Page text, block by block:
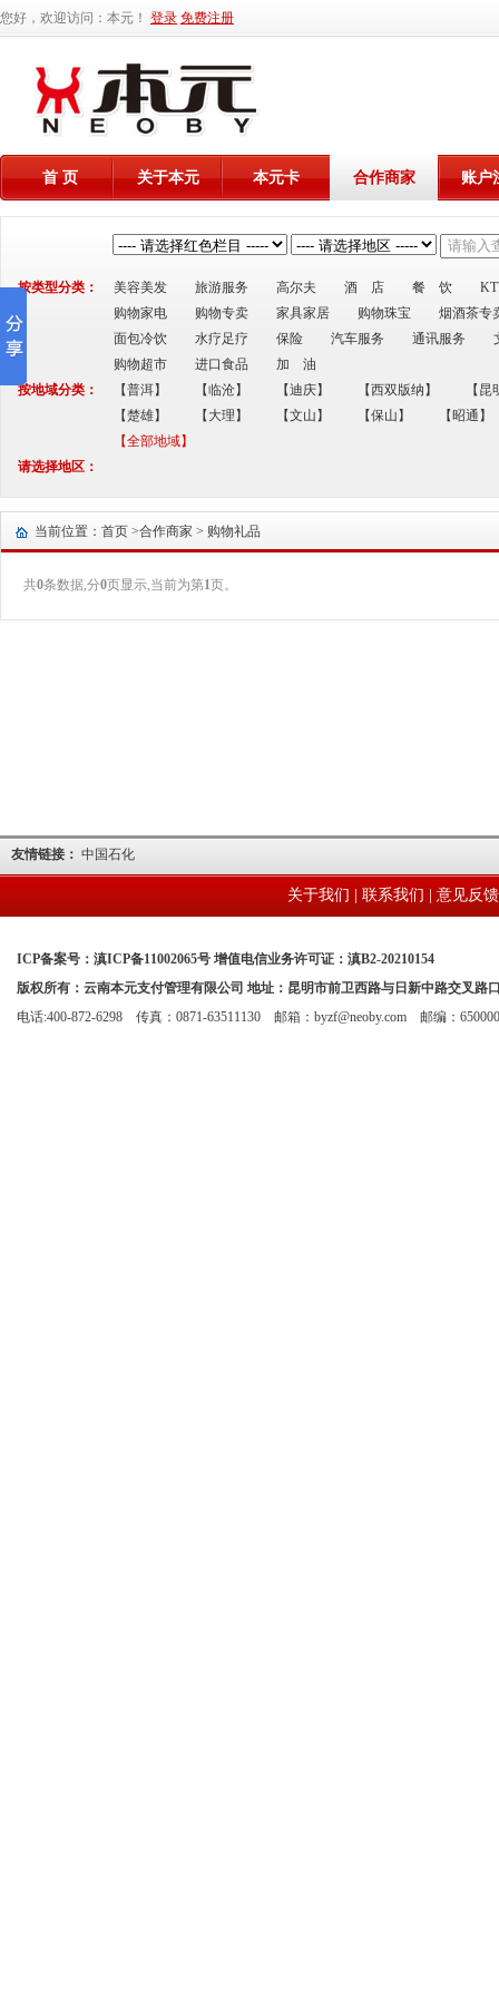
您好，欢迎访问：本元！ 登录 免费注册
首 页 关于本元 本元卡 合作商家 账户
按类型分类： 美容美发 旅游服务 高尔夫 酒 店 餐 饮
购物家电
购物专卖 家具家居 购物珠宝
烟酒茶专
面包冷饮
水疗足疗 保险 汽车服务 通讯服务
购物超市
进口食品
加 油
按地域分类：
【普洱】 【临沧】 【迪庆】 【西双版纳】
【昆
【楚雄】
【大理】 【文山】 【保山】
【昭通】
【全部地域】
请选择地区：
当前位置：首页 >合作商家 > 购物礼品
共0条数据,分0页显示,当前为第1页。
友情链接： 中国石化
关于我们 联系我们 意见反馈
ICP备案号：滇ICP备11002065号 增值电信业务许可证：滇B2-20210154
版权所有：云南本元支付管理有限公司 地址：昆明市前卫西路与日新中路交叉
电话:400-872-6298 传真：0871-63511130 邮箱：byzf@neoby.com 邮编：650000